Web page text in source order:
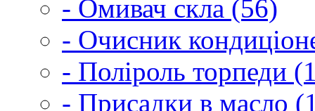
- Омивач скла (56)
- Очисник
- Поліроль торпеди
- Присадки в масло